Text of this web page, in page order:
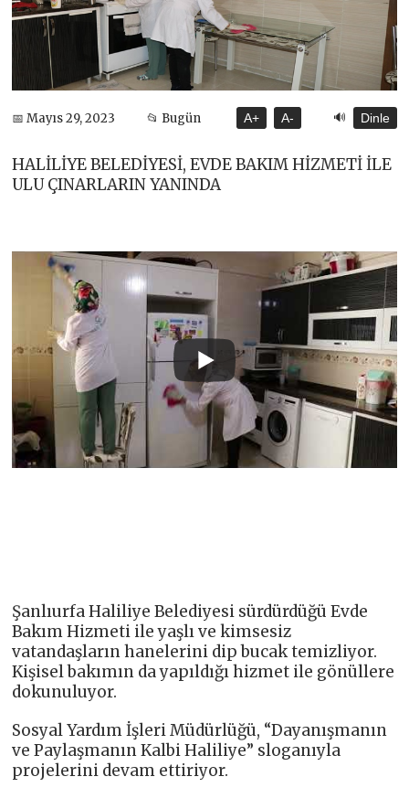
📅 Mayıs 29, 2023 📂 Bugün A+ A- 🔊 Dinle
HALİLİYE BELEDİYESİ, EVDE BAKIM HİZMETİ İLE
ULU ÇINARLARIN YANINDA
Şanlıurfa Haliliye Belediyesi sürdürdüğü Evde
Bakım Hizmeti ile yaşlı ve kimsesiz
vatandaşların hanelerini dip bucak temizliyor.
Kişisel bakımın da yapıldığı hizmet ile gönüllere
dokunuluyor.
Sosyal Yardım İşleri Müdürlüğü, “Dayanışmanın
ve Paylaşmanın Kalbi Haliliye” sloganıyla
projelerini devam ettiriyor.